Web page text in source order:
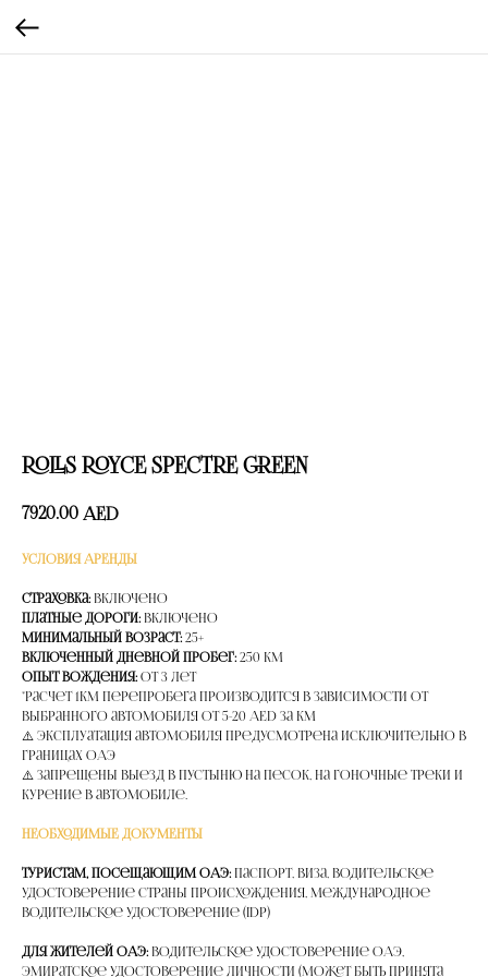
ROLLS ROYCE SPECTRE GREEN
7920.00 AED
УСЛОВИЯ АРЕНДЫ
Страховка: Включено
Платные дороги: Включено
Минимальный возраст: 25+
Включенный дневной пробег: 250 км
Опыт вождения: от 3 лет
*расчет 1км перепробега производится в зависимости от
выбранного автомобиля от 5-20 AED за км
⚠️ Эксплуатация автомобиля предусмотрена исключительно в
границах ОАЭ
⚠️ Запрещены выезд в пустыню на песок, на гоночные треки и
курение в автомобиле.
НЕОБХОДИМЫЕ ДОКУМЕНТЫ
Туристам, посещающим ОАЭ: Паспорт, Виза, Водительское
удостоверение страны происхождения, Международное
водительское удостоверение (IDP)
Для жителей ОАЭ: Водительское удостоверение ОАЭ,
Эмиратское удостоверение личности (может быть принята